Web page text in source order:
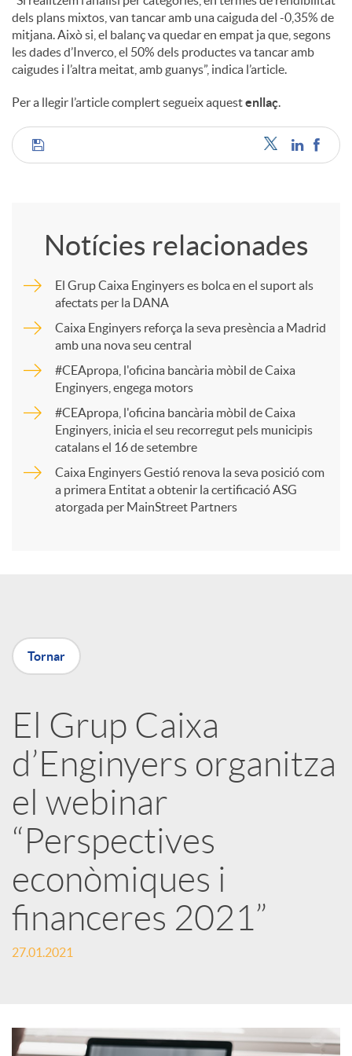
dels plans mixtos, van tancar amb una caiguda del -0,35% de
mitjana. Això si, el balanç va quedar en empat ja que, segons
les dades d’Inverco, el 50% dels productes va tancar amb
caigudes i l’altra meitat, amb guanys”, indica l’article.
Per a llegir l’article complert segueix aquestenllaç.
C
p
a
r
t
X
a
r
x
e
s
o
Notícies relacionades
El Grup Caixa Enginyers es bolca en el suport als
afectats per la DANA
Caixa Enginyers reforça la seva presència a Madrid
amb una nova seu central
#CEApropa, l'oficina bancària mòbil de Caixa
Enginyers, engega motors
#CEApropa, l'oficina bancària mòbil de Caixa
Enginyers, inicia el seu recorregut pels municipis
catalans el 16 de setembre
Caixa Enginyers Gestió renova la seva posició com
a primera Entitat a obtenir la certificació ASG
atorgada per MainStreet Partners
Tornar
El Grup Caixa
d’Enginyers organitza
el webinar
“Perspectives
econòmiques i
financeres 2021”
27.01.2021